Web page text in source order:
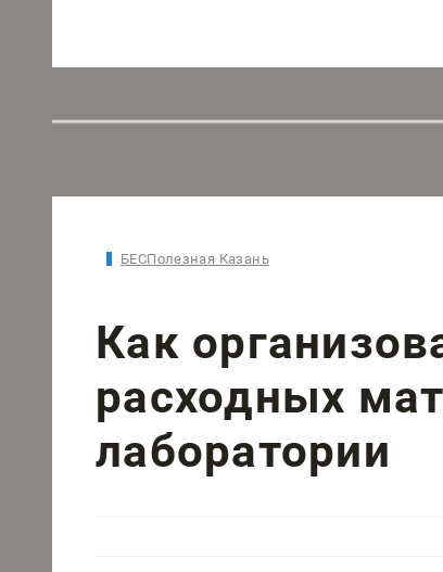
БЕСПолезная Казань
Как
расходных
лаборатории